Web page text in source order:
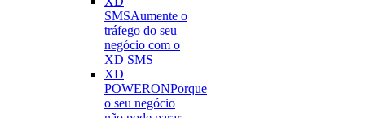
SMSAumente o
tráfego do seu
negócio com o
XD SMS
XD
POWERONPorque
o seu negócio